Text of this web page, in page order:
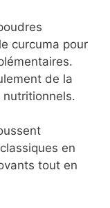
curcuma pour
de la
en
tout en